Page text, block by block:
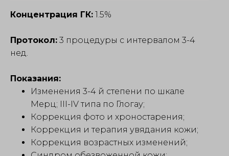
Концентрация ГК: 1.5%
Протокол: 3 процедуры с интервалом 3-4
нед.
Показания:
Изменения 3-4 й степени по шкале
Мерц; III-IV типа по Глогау;
Коррекция фото и хроностарения;
Коррекция и терапия увядания кожи;
Коррекция возрастных изменений;